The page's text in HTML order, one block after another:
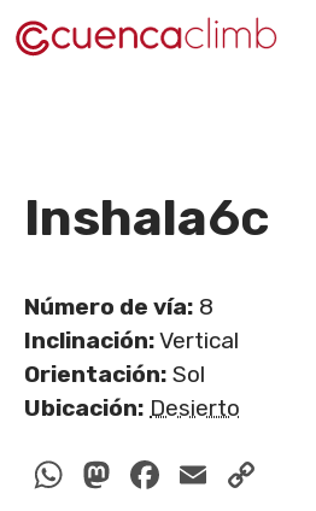
Saltar
al
Inshala6c
Número de vía: 8
Inclinación:Vertical
Orientación: Sol
Ubicación: Desierto
WhatsApp
Mastodon
Facebook
Email